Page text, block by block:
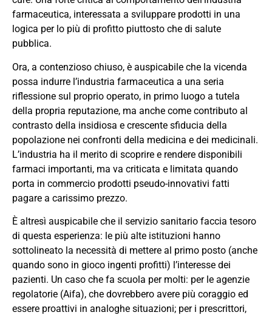
farmaceutica, interessata a sviluppare prodotti in una
logica per lo più di profitto piuttosto che di salute
pubblica.
Ora, a contenzioso chiuso, è auspicabile che la vicenda
possa indurre l’industria farmaceutica a una seria
riflessione sul proprio operato, in primo luogo a tutela
della propria reputazione, ma anche come contributo al
contrasto della insidiosa e crescente sfiducia della
popolazione nei confronti della medicina e dei medicinali.
L’industria ha il merito di scoprire e rendere disponibili
farmaci importanti, ma va criticata e limitata quando
porta in commercio prodotti pseudo-innovativi fatti
pagare a carissimo prezzo.
È altresì auspicabile che il servizio sanitario faccia tesoro
di questa esperienza: le più alte istituzioni hanno
sottolineato la necessità di mettere al primo posto (anche
quando sono in gioco ingenti profitti) l’interesse dei
pazienti. Un caso che fa scuola per molti: per le agenzie
regolatorie (Aifa), che dovrebbero avere più coraggio ed
essere proattivi in analoghe situazioni; per i prescrittori,